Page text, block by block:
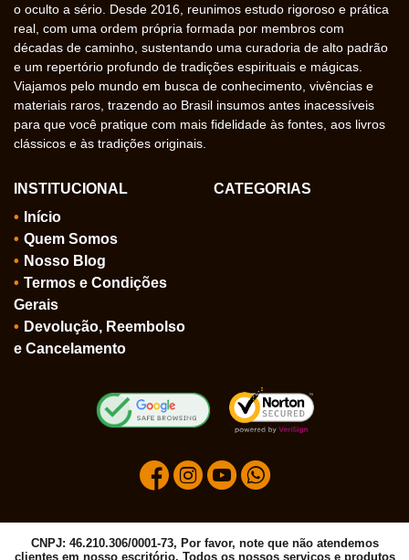
o oculto a sério. Desde 2016, reunimos estudo rigoroso e prática
real, com uma ordem própria formada por membros com
décadas de caminho, sustentando uma curadoria de alto padrão
e um repertório profundo de tradições espirituais e mágicas.
Viajamos pelo mundo em busca de conhecimento, vivências e
materiais raros, trazendo ao Brasil insumos antes inacessíveis
para que você pratique com mais fidelidade às fontes, aos livros
clássicos e às tradições originais.
INSTITUCIONAL
Início
Quem Somos
Nosso Blog
Termos e Condições
Gerais
Devolução, Reembolso
e Cancelamento
CATEGORIAS
CNPJ: 46.210.306/0001-73, Por favor, note que não atendemos
clientes em nosso escritório. Todos os nossos serviços e produtos